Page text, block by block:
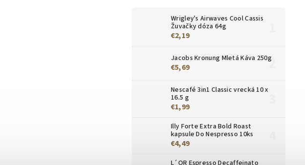
Wrigley's Airwaves Cool Cassis
Žuvačky dóza 64g
€2,19
Jacobs Kronung Mletá Káva 250g
€5,69
Nescafé 3in1 Classic vrecká 10 x
16.5 g
€1,99
Illy Forte Extra Bold Roast
kapsule Do Nespresso 10ks
€4,49
L´OR Espresso Decaffeinato